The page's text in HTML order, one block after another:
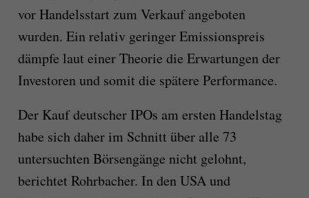
vor Handelsstart zum Verkauf angeboten
wurden. Ein relativ geringer Emissionspreis
dämpfe laut einer Theorie die Erwartungen der
Investoren und somit die spätere Performance.
Der Kauf deutscher IPOs am ersten Handelstag
habe sich daher im Schnitt über alle 73
untersuchten Börsengänge nicht gelohnt,
berichtet Rohrbacher. In den USA und